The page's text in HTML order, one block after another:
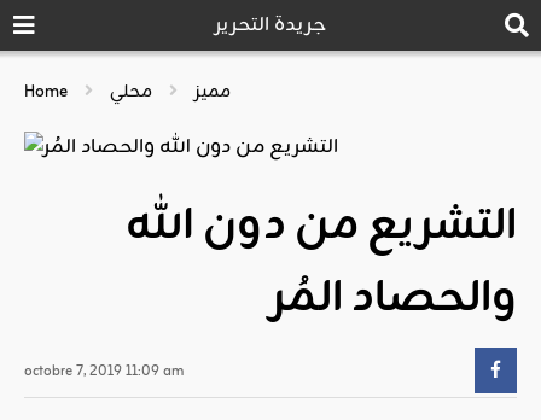
جريدة التحرير
Home مميز محلي
التشريع من دون الله
والحصاد المُر
octobre 7, 2019 11:09 am